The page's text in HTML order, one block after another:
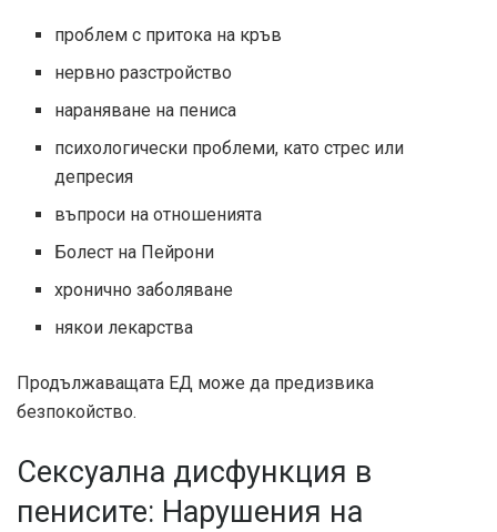
проблем с притока на кръв
нервно разстройство
нараняване на пениса
психологически проблеми, като стрес или
депресия
въпроси на отношенията
Болест на Пейрони
хронично заболяване
някои лекарства
Продължаващата ЕД може да предизвика
безпокойство.
Сексуална дисфункция в
пенисите: Нарушения на